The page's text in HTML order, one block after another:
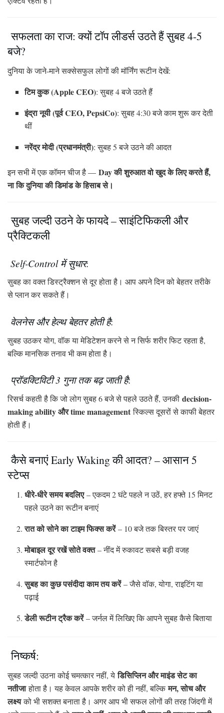
सफलता का राज: क्यों टॉप लीडर्स उठते हैं सुबह 4-5
बजे?
दुनिया के जाने-माने सक्सेसफुल लोगों की मॉर्निंग रूटीन देखें:
टिम कुक (Apple CEO): सुबह 4 बजे उठते हैं
इंद्रा नूयी (पूर्व CEO, PepsiCo): सुबह 4:30 बजे काम शुरू कर देती
थीं
नरेंद्र मोदी (प्रधानमंत्री): सुबह 5 बजे उठने की आदत
इन सभी में एक कॉमन चीज है — Day की शुरुआत वो खुद के लिए करते हैं,
ना कि दुनिया की डिमांड के हिसाब से।
सुबह जल्दी उठने के फायदे – साइंटिफिकली और
प्रैक्टिकली
Self-Control में सुधार:
सुबह का वक्त डिस्ट्रैक्शन से दूर होता है। आप अपने दिन को बेहतर तरीके
से प्लान कर सकते हैं।
वेलनेस और हेल्थ बेहतर होती है:
सुबह उठकर योग, वॉक या मेडिटेशन करने से न सिर्फ शरीर फिट रहता है,
बल्कि मानसिक तनाव भी कम होता है।
प्रॉडक्टिविटी 3 गुना तक बढ़ जाती है:
रिसर्च कहती है कि जो लोग सुबह 6 बजे से पहले उठते हैं, उनकी decision-
making ability और time managementस्किल्स दूसरों से काफी बेहतर
होती हैं।
कैसे बनाएं Early Waking की आदत? – आसान 5
स्टेप्स
धीरे-धीरे समय बदलिए– एकदम 2 घंटे पहले न उठें, हर हफ्ते 15 मिनट
पहले उठने का रूटीन बनाएं
रात को सोने का टाइम फिक्स करें– 10 बजे तक बिस्तर पर जाएं
मोबाइल दूर रखें सोते वक्त– नींद में रुकावट सबसे बड़ी वजह
स्मार्टफोन है
सुबह का कुछ पसंदीदा काम तय करें– जैसे वॉक, योगा, राइटिंग या
पढ़ाई
डेली रूटीन ट्रैक करें– जर्नल में लिखिए कि आपने सुबह कैसे बिताया
निष्कर्ष:
सुबह जल्दी उठना कोई चमत्कार नहीं, येडिसिप्लिन और माइंड सेट का
नतीजाहोता है। यह केवल आपके शरीर को ही नहीं, बल्किमन, सोच और
लक्ष्यको भी सशक्त बनाता है। अगर आप भी सफल लोगों की तरह जिंदगी में